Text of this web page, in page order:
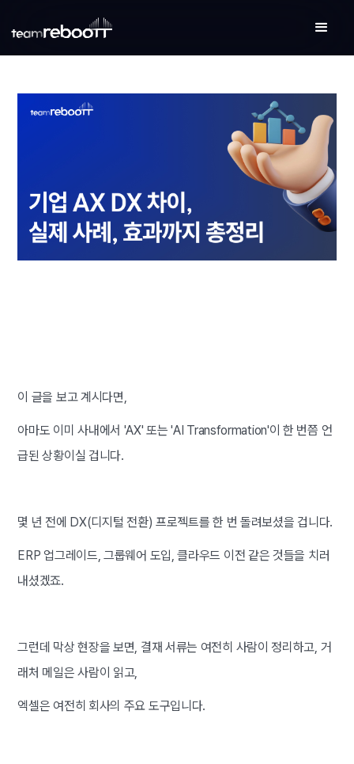
이 글을 보고 계시다면,
아마도 이미 사내에서 'AX' 또는 'AI Transformation'이 한 번쯤 언
급된 상황이실 겁니다.
몇 년 전에 DX(디지털 전환) 프로젝트를 한 번 돌려보셨을 겁니다.
ERP 업그레이드, 그룹웨어 도입, 클라우드 이전 같은 것들을 치러
내셨겠죠.
그런데 막상 현장을 보면, 결재 서류는 여전히 사람이 정리하고, 거
래처 메일은 사람이 읽고,
엑셀은 여전히 회사의 주요 도구입니다.